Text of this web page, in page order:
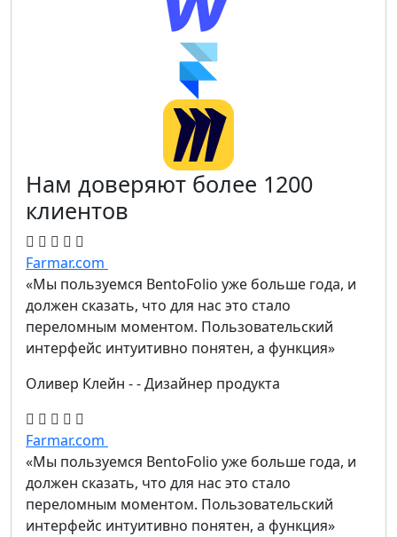
Нам доверяют более 1200
клиентов
Farmar.com
«Мы пользуемся BentoFolio уже больше года, и
должен сказать, что для нас это стало
переломным моментом. Пользовательский
интерфейс интуитивно понятен, а функция»
Оливер Клейн - - Дизайнер продукта
Farmar.com
«Мы пользуемся BentoFolio уже больше года, и
должен сказать, что для нас это стало
переломным моментом. Пользовательский
интерфейс интуитивно понятен, а функция»